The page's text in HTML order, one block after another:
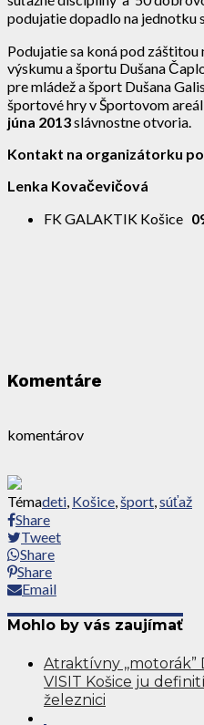
podujatie dopadlo na jednotku
Podujatie sa koná pod záštitou
výskumu a športu Dušana
pre mládež a šport Dušana
športové hry v Športovom
júna 2013slávnostne otvoria.
Kontakt na organizátorku
Lenka Kovačevičová
FK GALAKTIK Košice
Komentáre
komentárov
Témadeti, Košice,šport,súťaž
Share
Tweet
Share
Share
Email
Mohlo by vás zaujímať
Atraktívny ,,motorák”
VISIT Košice ju
železnici